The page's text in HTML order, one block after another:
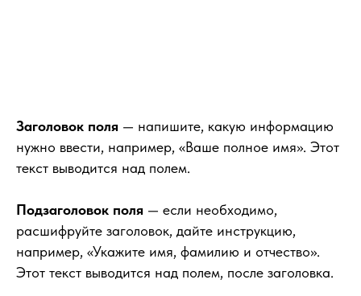
Заголовок поля — напишите, какую информацию
нужно ввести, например, «Ваше полное имя». Этот
текст выводится над полем.
Подзаголовок поля — если необходимо,
расшифруйте заголовок, дайте инструкцию,
например, «Укажите имя, фамилию и отчество».
Этот текст выводится над полем, после заголовка.